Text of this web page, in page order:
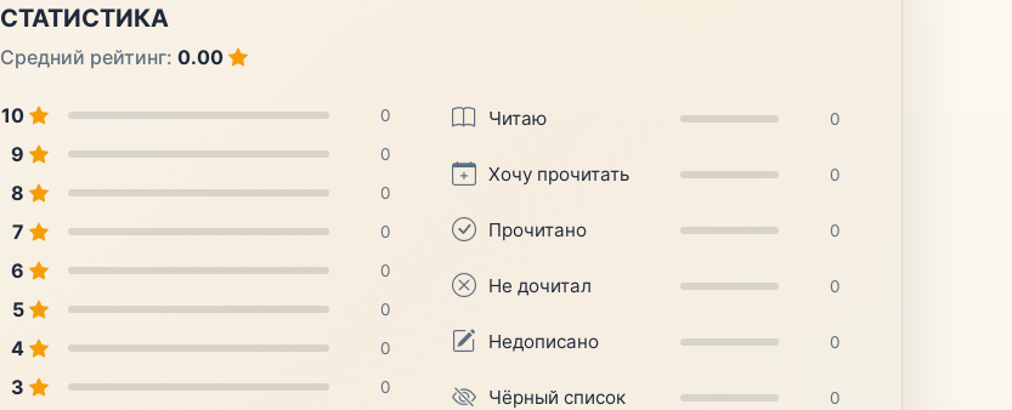
СТАТИСТИКА
Средний рейтинг: 0.00
10 0
9 0
8 0
7 0
6 0
5 0
4 0
3 0
Читаю 0
Хочу прочитать 0
Прочитано 0
Не дочитал 0
Недописано 0
Чёрный список 0